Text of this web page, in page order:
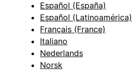
Español (España)
Español (Latinoamérica)
Français (France)
Italiano
Nederlands
Norsk